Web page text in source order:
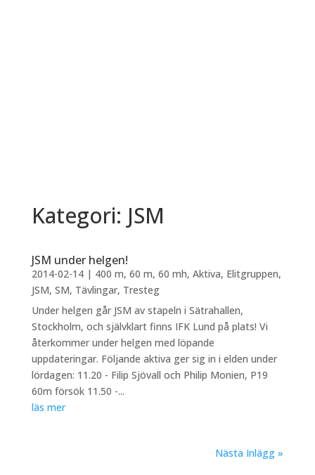
Kategori: JSM
JSM under helgen!
2014-02-14| 400 m, 60 m, 60 mh, Aktiva, Elitgruppen,
JSM, SM, Tävlingar, Tresteg
Under helgen går JSM av stapeln i Sätrahallen,
Stockholm, och självklart finns IFK Lund på plats! Vi
återkommer under helgen med löpande
uppdateringar. Följande aktiva ger sig in i elden under
lördagen: 11.20 - Filip Sjövall och Philip Monien, P19
60m försök 11.50 -...
läs mer
Nästa Inlägg »